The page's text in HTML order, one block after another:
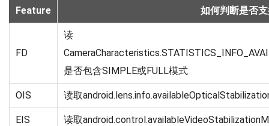
Feature 如何判断是否
FD
读
是否包含SIMPLE或FULL模式
OIS 读取
EIS 读取